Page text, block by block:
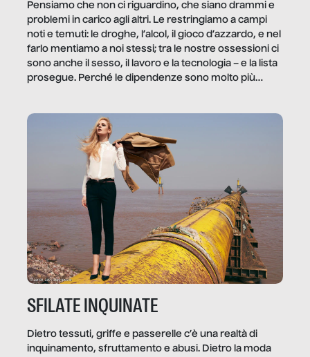
Pensiamo che non ci riguardino, che siano drammi e
problemi in carico agli altri. Le restringiamo a campi
noti e temuti: le droghe, l’alcol, il gioco d’azzardo, e nel
farlo mentiamo a noi stessi; tra le nostre ossessioni ci
sono anche il sesso, il lavoro e la tecnologia – e la lista
prosegue. Perché le dipendenze sono molto più
trae un guadagno. In questo reportage vediamo
quale e come.
SFILATE INQUINATE
Dietro tessuti, griffe e passerelle c’è una realtà di
inquinamento, sfruttamento e abusi. Dietro la moda